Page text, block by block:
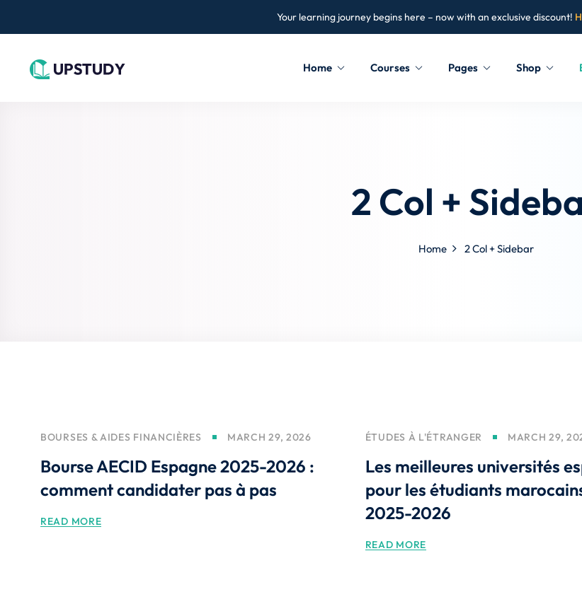
Your learning journey begins here – now with an exclusive discount!
Home Courses Pages Shop
2 Col +
Home 2 Col + Sidebar
BOURSES & AIDES FINANCIÈRES MARCH 29, 2026
Bourse AECID Espagne 2025-2026 :
comment candidater pas à pas
READ MORE
ÉTUDES À L'ÉTRANGER MARCH 29,
Les meilleures universités
pour les étudiants
2025-2026
READ MORE
Don’t have an account?Sign up